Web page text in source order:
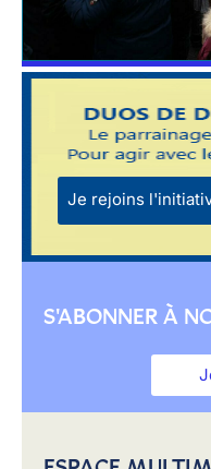
Je rejoins
S'ABONNER À